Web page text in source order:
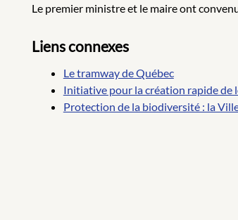
Le premier ministre et le maire ont
Liens connexes
Le tramway de Québec
Initiative pour la création rapide de
Protection de la biodiversité : la